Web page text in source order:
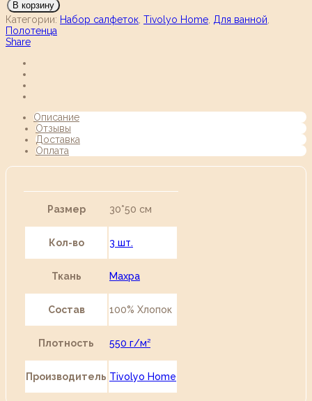
В корзину
Категории: Набор салфеток Tivolyo Home Для ванной
Полотенца
Share
Описание
Отзывы
Доставка
Оплата
Размер 30*50 см
Кол-во 3 шт.
Ткань Махра
Состав 100% Хлопок
Плотность 550 г/м²
Производитель Tivolyo Home